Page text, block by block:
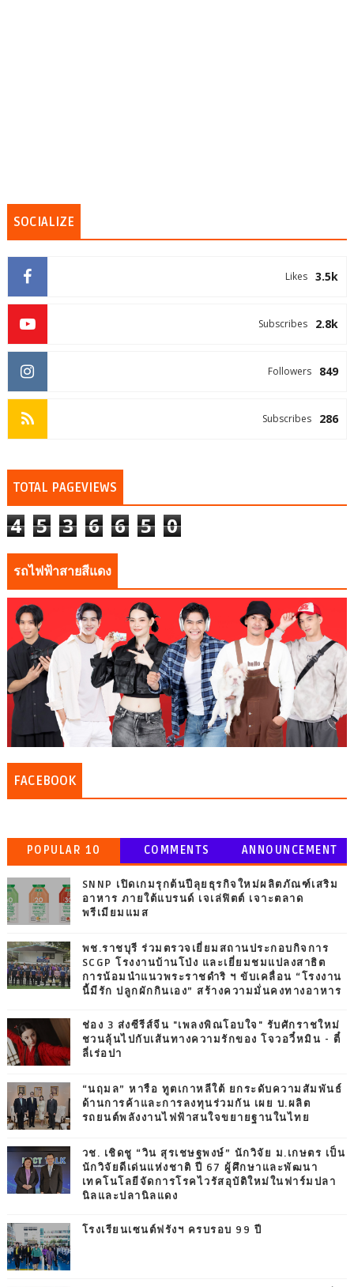
SOCIALIZE
3.5k
Likes
2.8k
Subscribes
849
Followers
286
Subscribes
TOTAL PAGEVIEWS
4 5 3 6 6 5 0
รถไฟฟ้าสายสีแดง
FACEBOOK
POPULAR 10 COMMENTS ANNOUNCEMENT
SNNP เปิดเกมรุกต้นปีลุยธุรกิจใหม่ผลิตภัณฑ์เสริม
อาหาร ภายใต้แบรนด์ เจเล่ฟิตต์ เจาะตลาด
พรีเมียมแมส
พช.ราชบุรี ร่วมตรวจเยี่ยมสถานประกอบกิจการ
SCGP โรงงานบ้านโป่ง และเยี่ยมชมแปลงสาธิต
การน้อมนำแนวพระราชดำริ ฯ ขับเคลื่อน “โรงงาน
นี้มีรัก ปลูกผักกินเอง” สร้างความมั่นคงทางอาหาร
ช่อง 3 ส่งซีรีส์จีน "เพลงพิณโอบใจ" รับศักราชใหม่
ชวนลุ้นไปกับเส้นทางความรักของ โจวอวี๋หมิน - ตี๋
ลี่เร่อปา
“นฤมล” หารือ ทูตเกาหลีใต้ ยกระดับความสัมพันธ์
ด้านการค้าและการลงทุนร่วมกัน เผย บ.ผลิต
รถยนต์พลังงานไฟฟ้าสนใจขยายฐานในไทย
วช. เชิดชู “วิน สุรเชษฐพงษ์” นักวิจัย ม.เกษตร เป็น
นักวิจัยดีเด่นแห่งชาติ ปี 67 ผู้ศึกษาและพัฒนา
เทคโนโลยีจัดการโรคไวรัสอุบัติใหม่ในฟาร์มปลา
นิลและปลานิลแดง
โรงเรียนเซนต์ฟรังฯ ครบรอบ 99 ปี